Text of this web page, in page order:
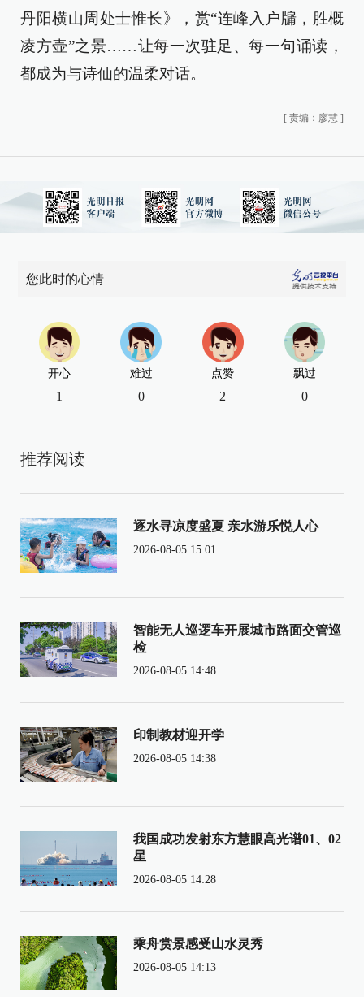
丹阳横山周处士惟长》，赏“连峰入户牖，胜概
凌方壶”之景……让每一次驻足、每一句诵读，
都成为与诗仙的温柔对话。
[ 责编：廖慧 ]
您此时的心情
开心
1
难过
0
点赞
2
飘过
0
推荐阅读
逐水寻凉度盛夏 亲水游乐悦人心
2026-08-05 15:01
智能无人巡逻车开展城市路面交管巡
检
2026-08-05 14:48
印制教材迎开学
2026-08-05 14:38
我国成功发射东方慧眼高光谱01、02
星
2026-08-05 14:28
乘舟赏景感受山水灵秀
2026-08-05 14:13